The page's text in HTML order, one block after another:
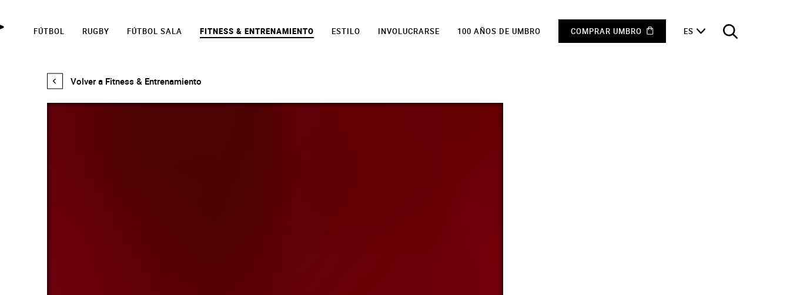
FÚTBOL RUGBY FÚTBOL SALA FITNESS & ENTRENAMIENTO ESTILO INVOLUCRARSE 100 AÑOS DE UMBRO COMPRAR UMBRO ES
PROVolver a Fitness & Entrenamiento